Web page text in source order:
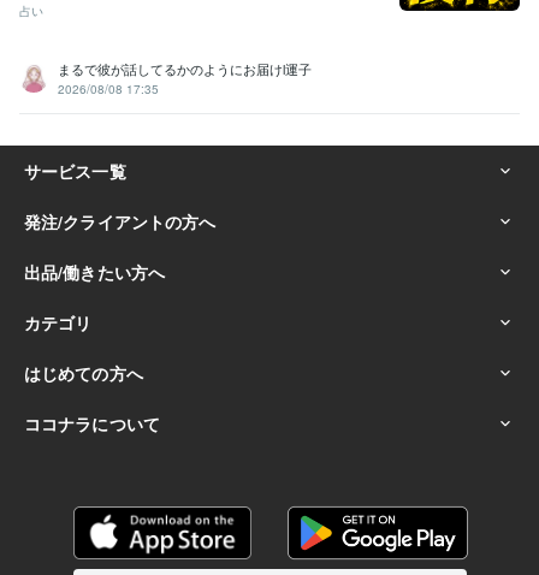
占い
まるで彼が話してるかのようにお届けl運子
2026/08/08 17:35